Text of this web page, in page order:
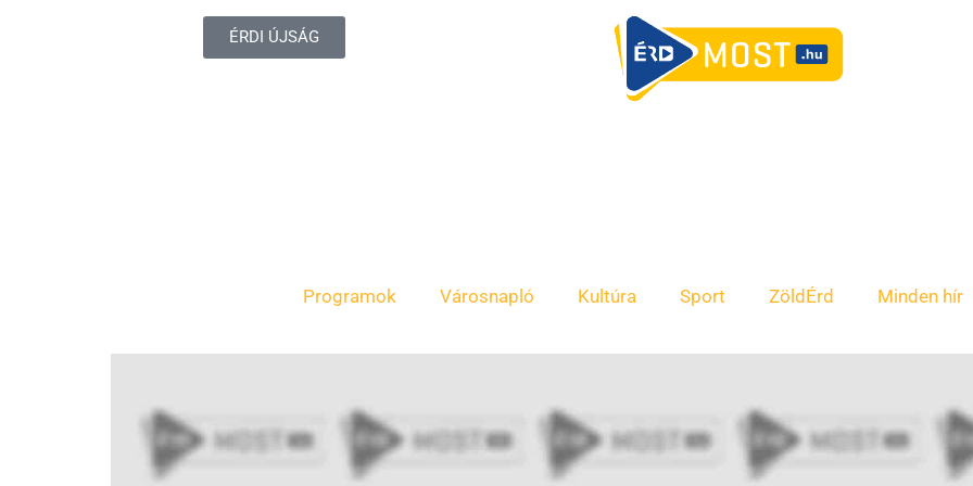
ÉRDI ÚJSÁG
Programok Városnapló Kultúra Sport ZöldÉrd Minden hír